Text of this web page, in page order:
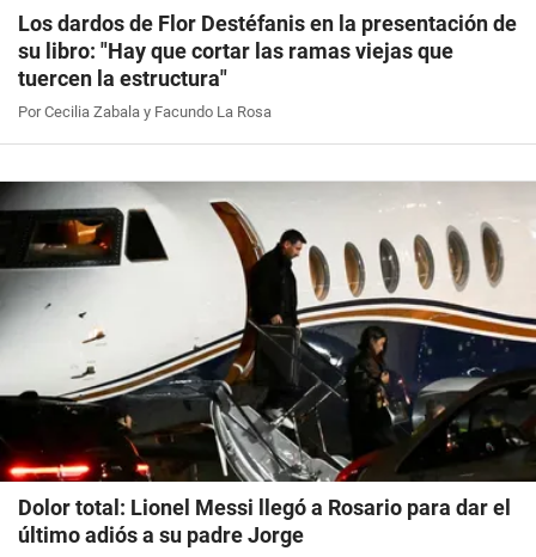
Los dardos de Flor Destéfanis en la presentación de
su libro: "Hay que cortar las ramas viejas que
tuercen la estructura"
Por Cecilia Zabala y Facundo La Rosa
Dolor total: Lionel Messi llegó a Rosario para dar el
último adiós a su padre Jorge